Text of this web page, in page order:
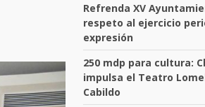
Refrenda XV
respeto al ejercicio
expresión
250 mdp para cultura:
impulsa el Teatro
Cabildo